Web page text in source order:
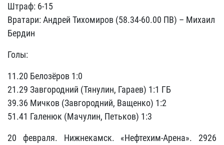
Штраф: 6-15
Вратари: Андрей Тихомиров (58.34-60.00 ПВ) – Михаил
Бердин
Голы:
11.20 Белозёров 1:0
21.29 Завгородний (Тянулин, Гараев) 1:1 ГБ
39.36 Мичков (Завгородний, Ващенко) 1:2
51.41 Галенюк (Мачулин, Петьков) 1:3
20 февраля. Нижнекамск. «Нефтехим-Арена». 2926